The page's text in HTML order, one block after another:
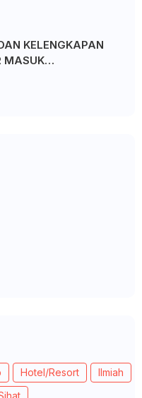
KELENGKAPAN
MASUK
Hotel/Resort
Ilmiah